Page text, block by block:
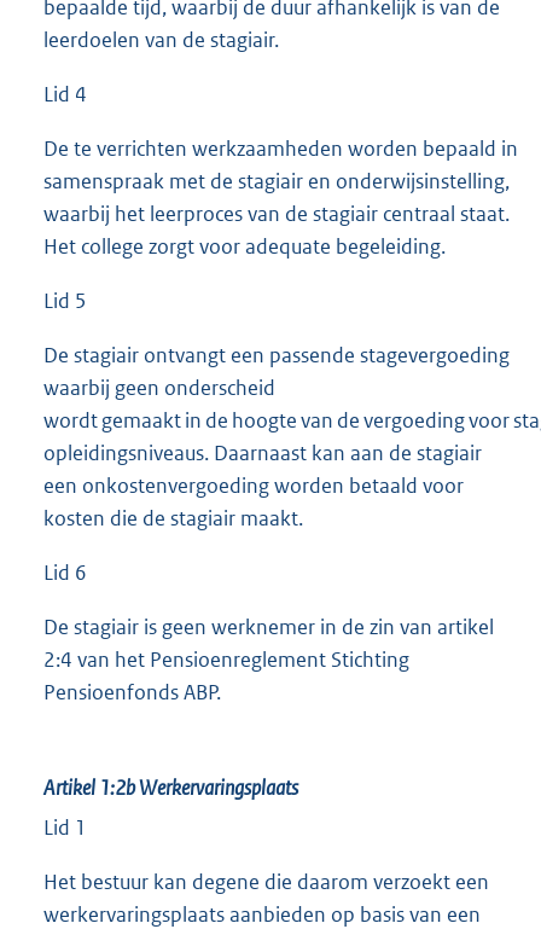
bepaalde tijd, waarbij de duur afhankelijk is van de
leerdoelen van de stagiair.
Lid 4
De te verrichten werkzaamheden worden bepaald in
samenspraak met de stagiair en onderwijsinstelling,
waarbij het leerproces van de stagiair centraal staat.
Het college zorgt voor adequate begeleiding.
Lid 5
De stagiair ontvangt een passende stagevergoeding
waarbij geen onderscheid
wordt gemaakt in de hoogte van de vergoeding voor
opleidingsniveaus. Daarnaast kan aan de stagiair
een onkostenvergoeding worden betaald voor
kosten die de stagiair maakt.
Lid 6
De stagiair is geen werknemer in de zin van artikel
2:4 van het Pensioenreglement Stichting
Pensioenfonds ABP.
Artikel 1:2bWerkervaringsplaats
Lid 1
Het bestuur kan degene die daarom verzoekt een
werkervaringsplaats aanbieden op basis van een